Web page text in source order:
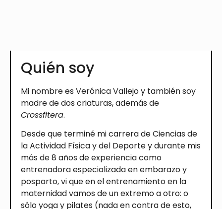
Quién soy
Mi nombre es Verónica Vallejo y también soy
madre de dos criaturas, además de
Crossfitera.
Desde que terminé mi carrera de Ciencias de
la Actividad Física y del Deporte y durante mis
más de 8 años de experiencia como
entrenadora especializada en embarazo y
posparto, vi que en el entrenamiento en la
maternidad vamos de un extremo a otro: o
sólo yoga y pilates (nada en contra de esto,